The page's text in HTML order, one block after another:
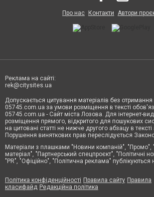
Про нас Контакти Автори
Реклама на сайті:
rek@citysites.ua
Допускається цитування матеріалів без
05745.com.ua за умови розміщення в тексті
05745.com.ua - Сайт міста Лозова. Для інтернет-
розміщення прямого, відкритого для пошукових
на цитовані статті не нижче другого абзацу в
Порушення виняткових прав переслідується
Матеріали з плашками "Новини компаній", "Промо",
матеріал", "Партнерський спецпроєкт", "Політичні
"PR", "Офіційно", "Політична реклама"
Політика конфіденційності Правила сайту Правила
класифайд Редакційна політика